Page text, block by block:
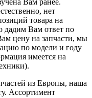
нет
товара на
дадим Вам ответ по
цену на запчасти, мы
по модели и году
имеется на
из Европы, наша
Ассортимент